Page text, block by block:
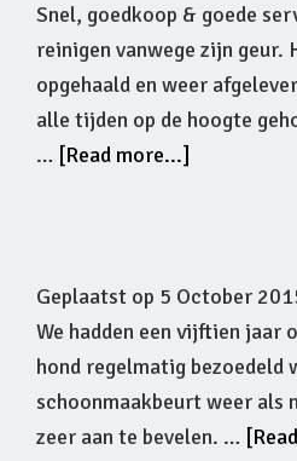
Snel, goedkoop & goede
reinigen vanwege zijn geur.
opgehaald en weer
alle tijden op de hoogte
… [Read more...]
Geplaatst op 5 October
We hadden een vijftien jaar
hond regelmatig bezoedeld
schoonmaakbeurt weer als
zeer aan te bevelen. …